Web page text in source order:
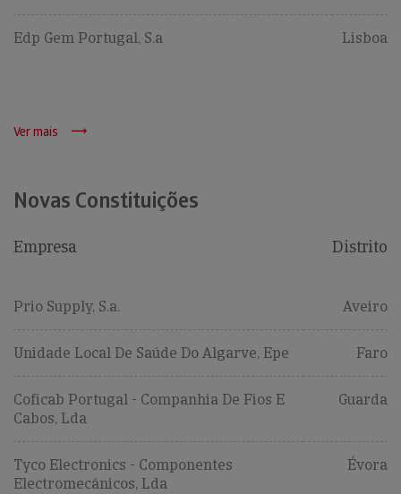
Edp Gem Portugal, S.a Lisboa
Ver mais
Novas Constituições
Empresa Distrito
Prio Supply, S.a. Aveiro
Unidade Local De Saúde Do Algarve, Epe Faro
Coficab Portugal - Companhia De Fios E
Cabos, Lda
Guarda
Tyco Electronics - Componentes
Electromecânicos, Lda
Évora